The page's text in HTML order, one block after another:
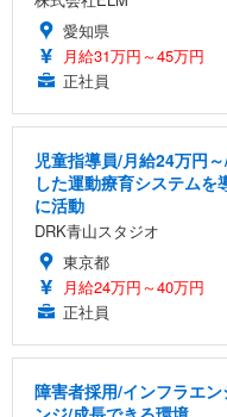
愛知県
月給31万円～45万円
正社員
児童指導員/月給24万円
した運動療育システム
に活動
DRK青山スタジオ
東京都
月給24万円～40万円
正社員
障害者採用/インフラエ